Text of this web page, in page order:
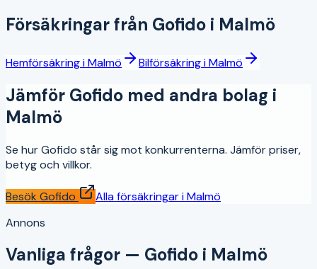
Försäkringar från Gofido i Malmö
HemförsäkringiMalmö BilförsäkringiMalmö
Jämför Gofido med andra bolag i
Malmö
Se hurGofido står sig mot konkurrenterna. Jämför priser,
betyg och villkor.
Besök Gofido Alla försäkringar iMalmö
Annons
Vanliga frågor — Gofido i Malmö